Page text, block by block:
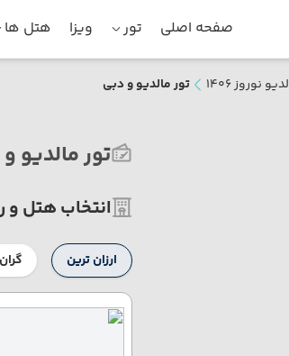
صفحه اصلی تور ویزا هتل ها
نوروز 1406 تور مالدیو و دبی
تور مالدیو
انتخاب هتل و
ارزان ترین